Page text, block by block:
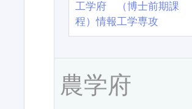
工学府 （博士前期課
程）情報工学専攻
農学府